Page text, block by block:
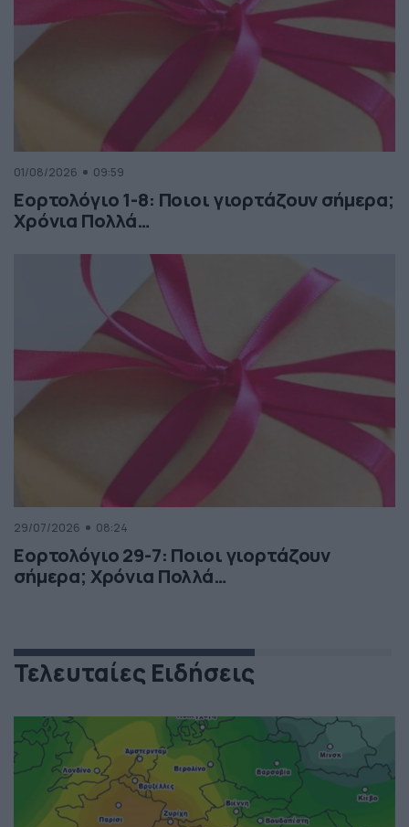
01/08/2026 09:59
Εορτολόγιο 1-8: Ποιοι γιορτάζουν σήμερα;
Χρόνια Πολλά…
29/07/2026 08:24
Εορτολόγιο 29-7: Ποιοι γιορτάζουν
σήμερα; Χρόνια Πολλά…
Τελευταίες Ειδήσεις